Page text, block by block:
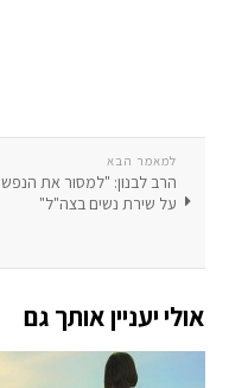
למאמר הבא
הרב לבנון: "למסור את הנפש
על שירת נשים בצה"ל"
אולי יעניין אותך גם